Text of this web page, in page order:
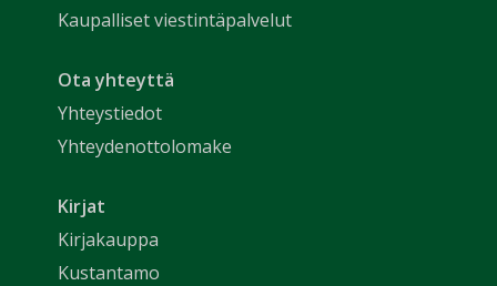
Kaupalliset viestintäpalvelut
Ota yhteyttä
Yhteystiedot
Yhteydenottolomake
Kirjat
Kirjakauppa
Kustantamo